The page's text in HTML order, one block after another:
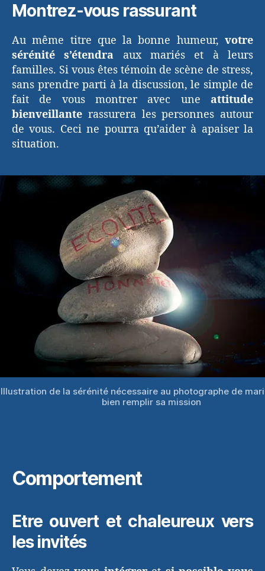
Montrez-vous rassurant
Au même titre que la bonne humeur, votre
sérénité s’étendra aux mariés et à leurs
familles. Si vous êtes témoin de scène de stress,
sans prendre parti à la discussion, le simple de
fait de vous montrer avec une attitude
bienveillante rassurera les personnes autour
de vous. Ceci ne pourra qu’aider à apaiser la
situation.
Illustration de la sérénité nécessaire au photographe de
bien remplir sa mission
Comportement
Etre ouvert et chaleureux vers
les invités